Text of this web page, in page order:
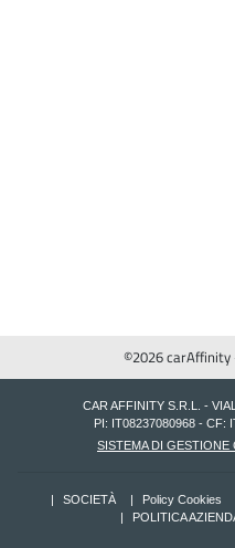
©2026
CAR AFFINITY S.R.L. -
PI: IT08237080968 - CF:
SISTEMA DI GESTIONE
SOCIETÀ Policy Cookies
POLITICA